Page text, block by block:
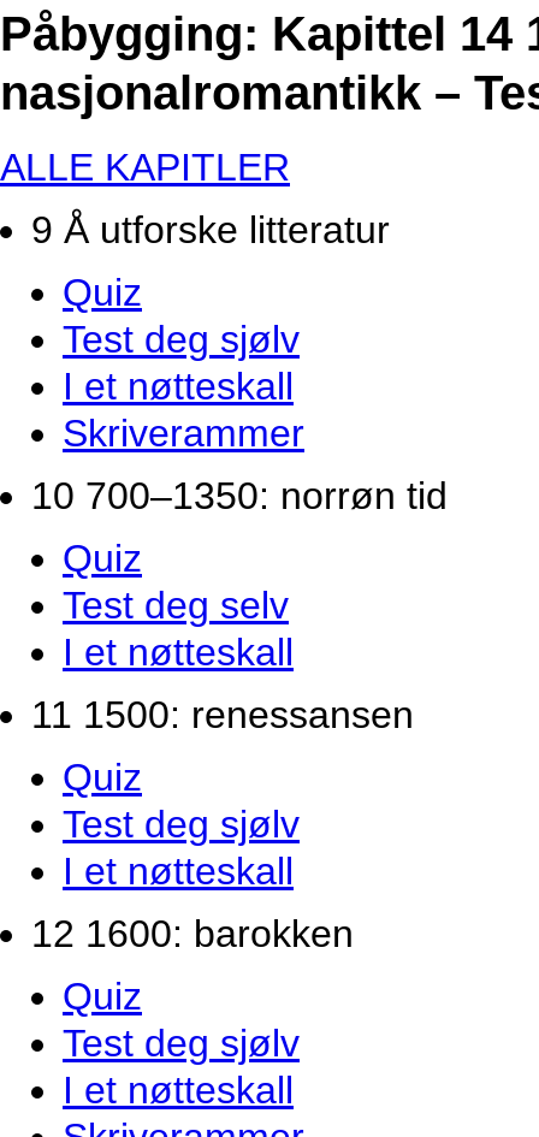
Påbygging: Kapittel 14
nasjonalromantikk –
ALLE KAPITLER
9 Å utforske litteratur
Quiz
Test deg sjølv
I et nøtteskall
Skriverammer
10 700–1350: norrøn tid
Quiz
Test deg selv
I et nøtteskall
11 1500: renessansen
Quiz
Test deg sjølv
I et nøtteskall
12 1600: barokken
Quiz
Test deg sjølv
I et nøtteskall